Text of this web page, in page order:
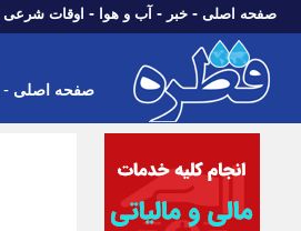
صفحه اصلی - خبر - آب و هوا - اوقات شرعی
صفحه اصلی -